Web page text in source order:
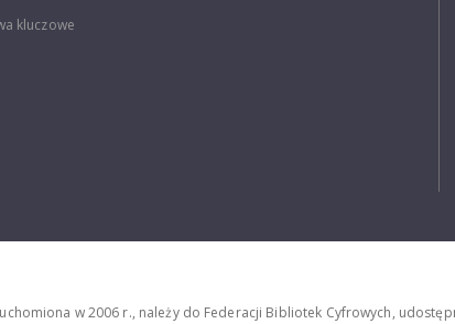
kluczowe
w 2006 r., należy do Federacji Bibliotek Cyfrowych,